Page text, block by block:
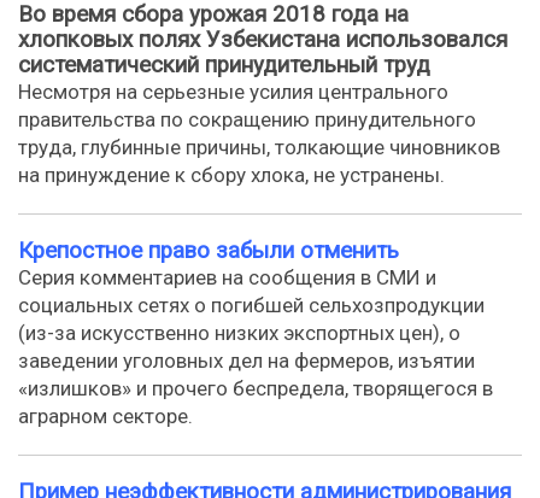
Во время сбора урожая 2018 года на
хлопковых полях Узбекистана использовался
систематический принудительный труд
Несмотря на серьезные усилия центрального
правительства по сокращению принудительного
труда, глубинные причины, толкающие чиновников
на принуждение к сбору хлока, не устранены.
Крепостное право забыли отменить
Серия комментариев на сообщения в СМИ и
социальных сетях о погибшей сельхозпродукции
(из-за искусственно низких экспортных цен), о
заведении уголовных дел на фермеров, изъятии
«излишков» и прочего беспредела, творящегося в
аграрном секторе.
Пример неэффективности администрирования